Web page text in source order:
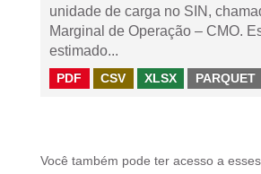
unidade de carga no SIN,
Marginal de Operação – CMO.
estimado...
PDF CSV XLSX PARQUET
Você também pode ter acesso a